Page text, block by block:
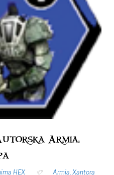
Armia:
HEX Armia, Xantora